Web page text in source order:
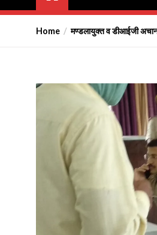
Home मण्डलायुक्त व डीआईजी